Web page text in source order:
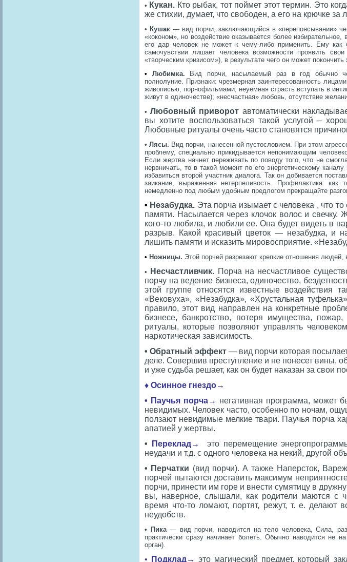
• Кукан. Кто рыбак, тот поймет этот термин. Это
же стихии, думает, что свободен, а его на крючке за
• Кушак — вид порчи, заключающийся в «перепоясывании»
«коконом», но воздействие оказывается более избирательное,
его дар человек не может к чему-либо применить. Ему как
самочувствии лишает человека возможности проявить
«творческим кризисом»), в результате чего он может
• Любимка. Вид порчи, насылаемый раз в год обычно
полнолуние. Признаки: чрезмерная заинтересованность
живописью, порнофильмами; неуемная страсть вступать в
живут в одиночестве); «несчастная» любовь, отсутствие
•Любовный приворот автоматически
вы хотите воспользоваться такой услугой –
Любовные ритуалы очень часто становятся
• Лясы. Вид порчи, нанесенной пустословием. При этом
проблему, специально прикидывается непонимающим
Если жертва начнет переживать по поводу того, что не
нервничать, то в такой момент по его энергетическому
избавиться второй участник диалога. Так он добивается
заикание, выраженная нетерпеливость. Профилактика: как
немедленно под любым удобным предлогом прекращайте
• Незабудка. Эта порча изымает с человека , что
памяти. Насылается через клочок волос и свечку.
кого-то любила, и любили ее. Она будет видеть в
разрыв. Какой красивый цветок — незабудка, и
лишить памяти и исказить мировосприятие.
• Ножницы. Этой порчей разрезают крепкие отношения людей,
•
Несчастливчик. Порча на несчастливое
порчу на ведение бизнеса, одиночество,
этой группе относятся известные воздействия
«Вековуха», «Незабудка», «Хрустальная
правило, этот вид направлен на конкретные
бизнесе, банкротство, потеря имущества,
ритуалы, которые позволяют управлять
наркотическая зависимость.
• Обратный эффект— вид порчи которая
деле. Совершив преступление и не понесет вины,
и уже судьба решает, как он будет наказан за свои
♦ Осинное гнездо→
• Паучья порча→ негативная программа, может
невидимых. Человек часто, особенно по ночам,
ползают невидимые мелкие твари. Паучья порча
апатией у жертвы.
•
Переклад→
это перемещение
неудачи и т.д. с одного человека на некий, другой
• Перчатки (вид порчи). А также Наперсток,
порчей пытаются доставить максимум
порчи, принести им горе и внести сумятицу в
вы, наверное, слышали, как родители маются
время что-то ломают, портят, режут, т. е. делают
неудобств.
• Пика— вид порчи, наводится на тело человека, Сила,
практически сразу начинает болеть. Обычно наводится не
орган).
• Подклад→ это магический предмет, который